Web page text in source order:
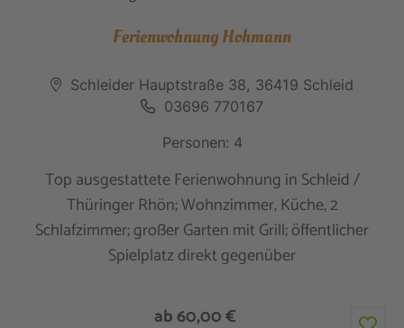
Ferienwohnung Hohmann
Schleider Hauptstraße 38, 36419 Schleid
03696 770167
Personen: 4
Top ausgestattete Ferienwohnung in Schleid /
Thüringer Rhön; Wohnzimmer, Küche, 2
Schlafzimmer; großer Garten mit Grill; öffentlicher
Spielplatz direkt gegenüber
ab 60,00 €